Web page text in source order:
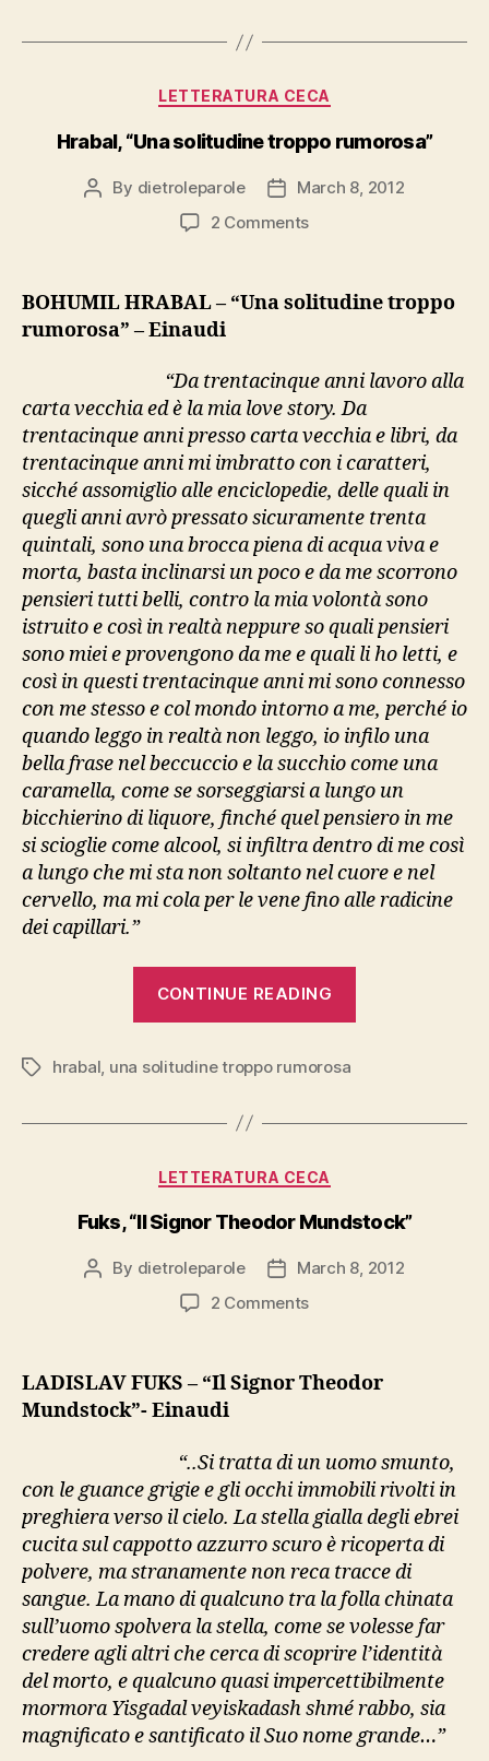
Categories
LETTERATURA CECA
Hrabal, “Una solitudine troppo rumorosa”
Post
By dietroleparole
PostMarch 8, 2012
2 Commentson
solitudine
BOHUMIL HRABAL – “Una solitudine troppo
rumorosa” – Einaudi
“Da trentacinque anni lavoro alla
carta vecchia ed è la mia love story. Da
trentacinque anni presso carta vecchia e libri, da
trentacinque anni mi imbratto con i caratteri,
sicché assomiglio alle enciclopedie, delle quali in
quegli anni avrò pressato sicuramente trenta
quintali, sono una brocca piena di acqua viva e
morta, basta inclinarsi un poco e da me scorrono
pensieri tutti belli, contro la mia volontà sono
istruito e così in realtà neppure so quali pensieri
sono miei e provengono da me e quali li ho letti, e
così in questi trentacinque anni mi sono connesso
con me stesso e col mondo intorno a me, perché io
quando leggo in realtà non leggo, io infilo una
bella frase nel beccuccio e la succhio come una
caramella, come se sorseggiarsi a lungo un
bicchierino di liquore, finché quel pensiero in me
si scioglie come alcool, si infiltra dentro di me così
a lungo che mi sta non soltanto nel cuore e nel
cervello, ma mi cola per le vene fino alle radicine
dei capillari.”
CONTINUE READING
Tagshrabal una solitudine troppo rumorosa
Categories
LETTERATURA CECA
Fuks, “Il Signor Theodor Mundstock”
Post
By dietroleparole
Post
date
March 8, 2012
2 Commentson
Signor
LADISLAV FUKS – “Il Signor Theodor
Mundstock”- Einaudi
“..Si tratta di un uomo smunto,
con le guance grigie e gli occhi immobili rivolti in
preghiera verso il cielo. La stella gialla degli ebrei
cucita sul cappotto azzurro scuro è ricoperta di
polvere, ma stranamente non reca tracce di
sangue. La mano di qualcuno tra la folla chinata
sull’uomo spolvera la stella, come se volesse far
credere agli altri che cerca di scoprire l’identità
del morto, e qualcuno quasi impercettibilmente
mormora Yisgadal veyiskadash shmé rabbo, sia
magnificato e santificato il Suo nome grande…”